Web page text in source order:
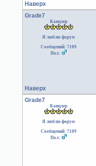
Наверх
Grade7
Канцлер
Я люблю форум
Сообщений: 7109
Пол:
Наверх
Grade7
Канцлер
Я люблю форум
Сообщений: 7109
Пол: